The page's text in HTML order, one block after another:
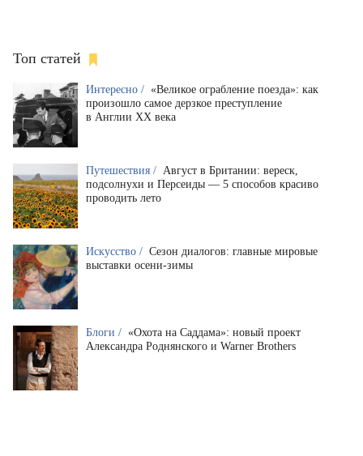
Топ статей
Интересно / «Великое ограбление поезда»: как
произошло самое дерзкое преступление
в Англии XX века
Путешествия / Август в Британии: вереск,
подсолнухи и Персеиды — 5 способов красиво
проводить лето
Искусство / Сезон диалогов: главные мировые
выставки осени-зимы
Блоги / «Охота на Саддама»: новый проект
Александра Роднянского и Warner Brothers